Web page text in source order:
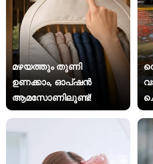
മഴയത്തും തുണി
ഉണക്കാം, ഓപ്ഷൻ
ആമസോണിലുണ്ട്!